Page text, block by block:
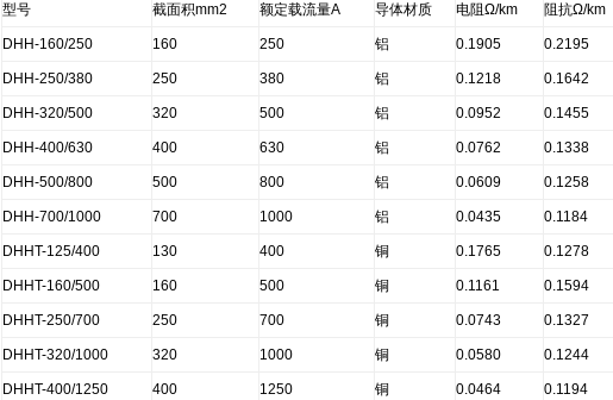
型号 截面积mm2 额定载流量A 导体材质 电阻Ω/km 阻抗Ω/km
DHH-160/250 160 250 铝 0.1905 0.2195
DHH-250/380 250 380 铝 0.1218 0.1642
DHH-320/500 320 500 铝 0.0952 0.1455
DHH-400/630 400 630 铝 0.0762 0.1338
DHH-500/800 500 800 铝 0.0609 0.1258
DHH-700/1000 700 1000 铝 0.0435 0.1184
DHHT-125/400 130 400 铜 0.1765 0.1278
DHHT-160/500 160 500 铜 0.1161 0.1594
DHHT-250/700 250 700 铜 0.0743 0.1327
DHHT-320/1000 320 1000 铜 0.0580 0.1244
DHHT-400/1250 400 1250 铜 0.0464 0.1194